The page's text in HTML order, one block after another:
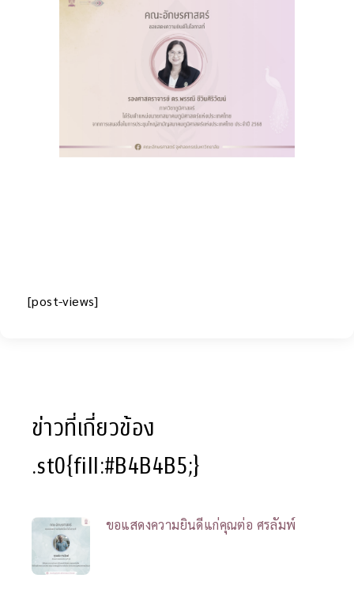
[post-views]
ข่าวที่เกี่ยวข้อง
.st0{fill:#B4B4B5;}
ขอแสดงความยินดีแก่คุณต่อ ศรลัมพ์